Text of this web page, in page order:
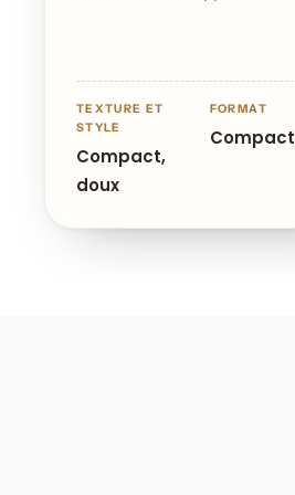
TEXTURE ET
STYLE
Compact,
doux
FORMAT
Compact